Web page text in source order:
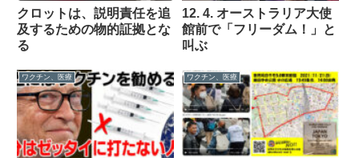
クロットは、説明責任を追
及するための物的証拠とな
る
12. 4. オーストラリア大使
館前で「フリーダム！」と
叫ぶ
ワクチン、医療 ワクチン、医療